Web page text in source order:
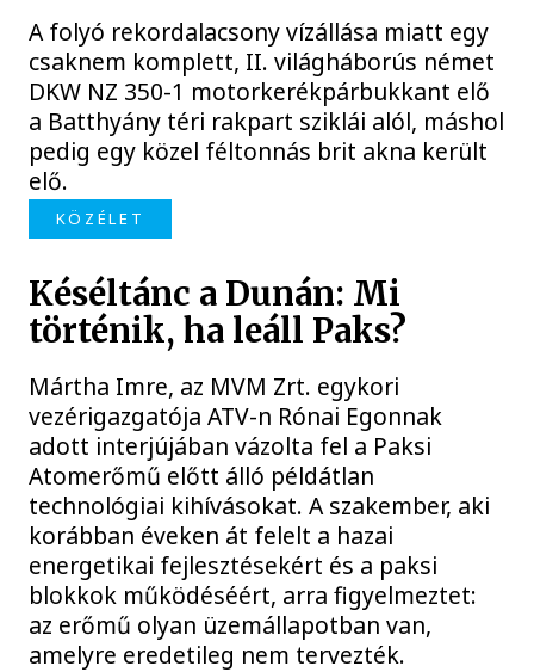
A folyó rekordalacsony vízállása miatt egy
csaknem komplett, II. világháborús német
DKW NZ 350-1 motorkerékpárbukkant elő
a Batthyány téri rakpart sziklái alól, máshol
pedig egy közel féltonnás brit akna került
elő.
KÖZÉLET
Késéltánc a Dunán: Mi
történik, ha leáll Paks?
Mártha Imre, az MVM Zrt. egykori
vezérigazgatója ATV-n Rónai Egonnak
adott interjújában vázolta fel a Paksi
Atomerőmű előtt álló példátlan
technológiai kihívásokat. A szakember, aki
korábban éveken át felelt a hazai
energetikai fejlesztésekért és a paksi
blokkok működéséért, arra figyelmeztet:
az erőmű olyan üzemállapotban van,
amelyre eredetileg nem tervezték.